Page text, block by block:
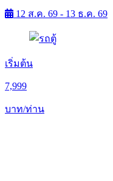
12 ส.ค. 69 - 13 ธ.ค. 69
เริ่มต้น
7,999
บาท/ท่าน